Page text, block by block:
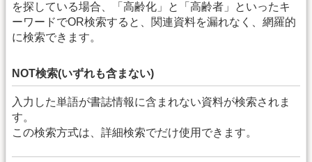
を探している場合、「高齢化」と「高齢者」といったキ
ーワードでOR検索すると、関連資料を漏れなく、網羅的
に検索できます。
NOT検索(いずれも含まない)
入力した単語が書誌情報に含まれない資料が検索されま
す。
この検索方式は、詳細検索でだけ使用できます。